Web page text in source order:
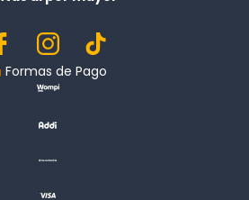
︎ Formas de Pago